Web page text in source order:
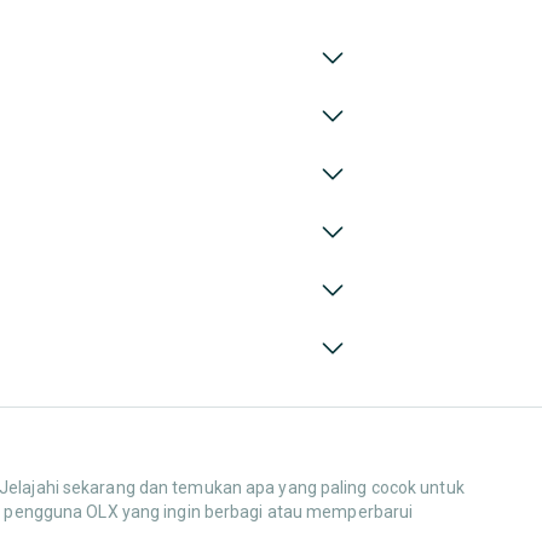
sekarang dan temukan apa yang paling cocok untuk
OLX yang ingin berbagi atau memperbarui